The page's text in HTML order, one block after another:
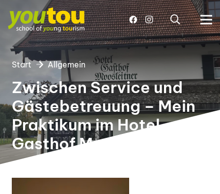
Start Allgemein
Zwischen Service und
Gästebetreuung – Mein
Praktikum im Hotel
Gasthof Moosleitner